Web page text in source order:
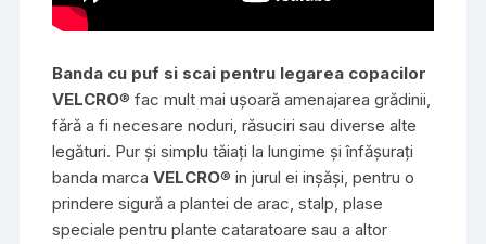
Banda cu puf si scai pentru legarea copacilor
VELCRO® fac mult mai ușoară amenajarea grădinii,
fără a fi necesare noduri, răsuciri sau diverse alte
legături. Pur și simplu tăiați la lungime și înfășurați
banda marcaVELCRO® in jurul ei inșăși, pentru o
prindere sigură a plantei de arac, stalp, plase
speciale pentru plante cataratoare sau a altor